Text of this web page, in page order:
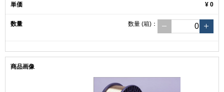
¥ 0
数量 (箱) ：